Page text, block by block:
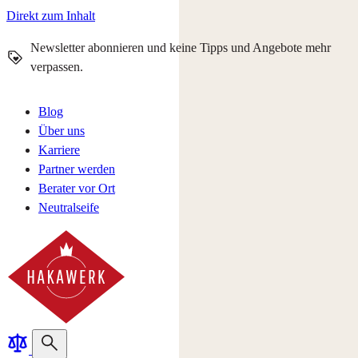
Direkt zum Inhalt
Newsletter abonnieren und keine Tipps und Angebote mehr
verpassen.
Blog
Über uns
Karriere
Partner werden
Berater vor Ort
Neutralseife